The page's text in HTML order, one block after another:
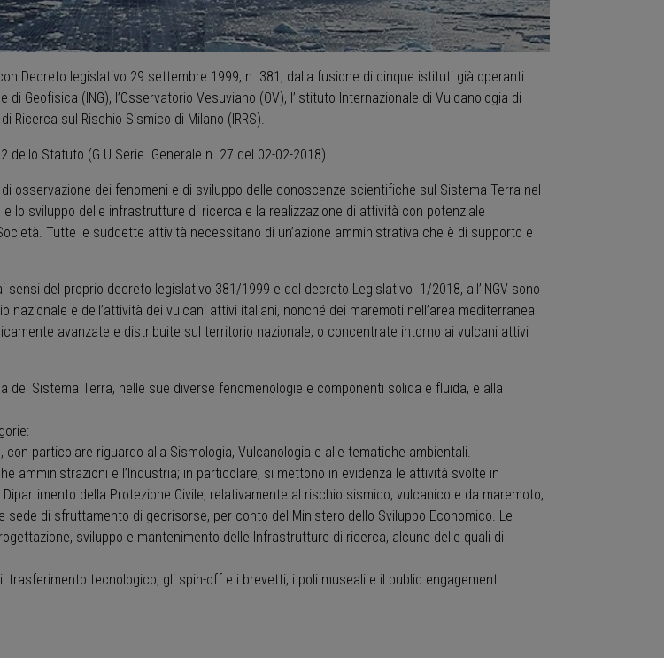
Decreto legislativo 29 settembre 1999, n. 381, dalla fusione di cinque istituti già operanti
Geofisica (ING), l’Osservatorio Vesuviano (OV), l’Istituto Internazionale di Vulcanologia di
Ricerca sul Rischio Sismico di Milano (IRRS).
Statuto (G.U.Serie Generale n. 27 del 02-02-2018).
osservazione dei fenomeni e di sviluppo delle conoscenze scientifiche sul Sistema Terra nel
lo sviluppo delle infrastrutture di ricerca e la realizzazione di attività con potenziale
Tutte le suddette attività necessitano di un’azione amministrativa che è di supporto e
del proprio decreto legislativo 381/1999 e del decreto Legislativo 1/2018, all’INGV sono
e dell’attività dei vulcani attivi italiani, nonché dei maremoti nell’area mediterranea
avanzate e distribuite sul territorio nazionale, o concentrate intorno ai vulcani attivi
del Sistema Terra, nelle sue diverse fenomenologie e componenti solida e fluida, e alla
particolare riguardo alla Sismologia, Vulcanologia e alle tematiche ambientali.
amministrazioni e l’Industria; in particolare, si mettono in evidenza le attività svolte in
della Protezione Civile, relativamente al rischio sismico, vulcanico e da maremoto,
di sfruttamento di georisorse, per conto del Ministero dello Sviluppo Economico. Le
sviluppo e mantenimento delle Infrastrutture di ricerca, alcune delle quali di
tecnologico, gli spin-off e i brevetti, i poli museali e il public engagement.